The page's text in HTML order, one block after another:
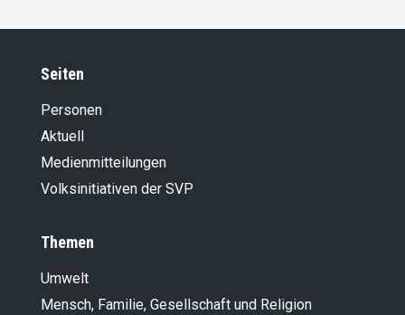
Seiten
Personen
Aktuell
Medienmitteilungen
Volksinitiativen der SVP
Themen
Umwelt
Mensch, Familie, Gesellschaft und Religion